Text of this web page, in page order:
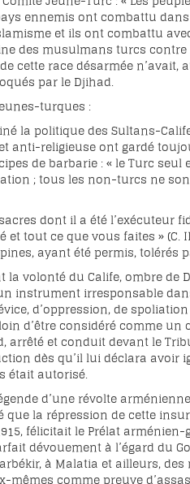
ennemis ont combattu
et ils ont combattu
des musulmans turcs
cette race désarmée
par le Djihad.
turques :
la politique des Sultans-
anti-religieuse ont gardé
de barbarie : « le Turc seul
; tous les non-turcs ne
dont il a été l’exécuteur
tout ce que vous faites » (C.
ayant été permis, tolérés
volonté du Calife, ombre
instrument irresponsable
d’oppression, de
d’être considéré comme
arrêté et conduit devant le
dès qu’il lui déclara avoir
était autorisé.
d’une révolte
la répression de cette
félicitait le Prélat
dévouement à l’égard du
à Malatia et ailleurs,